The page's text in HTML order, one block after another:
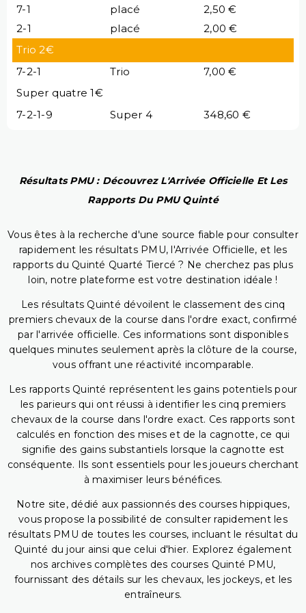
7-1 placé
2,50 €
2-1
placé
2,00 €
Trio 2€
7-2-1
Trio
7,00 €
Super quatre 1€
7-2-1-9
Super 4 348,60 €
Résultats PMU : Découvrez L'Arrivée Officielle Et Les
Rapports Du PMU Quinté
Vous êtes à la recherche d'une source fiable pour consulter
rapidement les résultats PMU, l'Arrivée Officielle, et les
rapports du Quinté Quarté Tiercé ? Ne cherchez pas plus
loin, notre plateforme est votre destination idéale !
Les résultats Quinté dévoilent le classement des cinq
premiers chevaux de la course dans l'ordre exact, confirmé
par l'arrivée officielle. Ces informations sont disponibles
quelques minutes seulement après la clôture de la course,
vous offrant une réactivité incomparable.
Les rapports Quinté représentent les gains potentiels pour
les parieurs qui ont réussi à identifier les cinq premiers
chevaux de la course dans l'ordre exact. Ces rapports sont
calculés en fonction des mises et de la cagnotte, ce qui
signifie des gains substantiels lorsque la cagnotte est
conséquente. Ils sont essentiels pour les joueurs cherchant
à maximiser leurs bénéfices.
Notre site, dédié aux passionnés des courses hippiques,
vous propose la possibilité de consulter rapidement les
résultats PMU de toutes les courses, incluant le résultat du
Quinté du jour ainsi que celui d'hier. Explorez également
nos archives complètes des courses Quinté PMU,
fournissant des détails sur les chevaux, les jockeys, et les
entraîneurs.